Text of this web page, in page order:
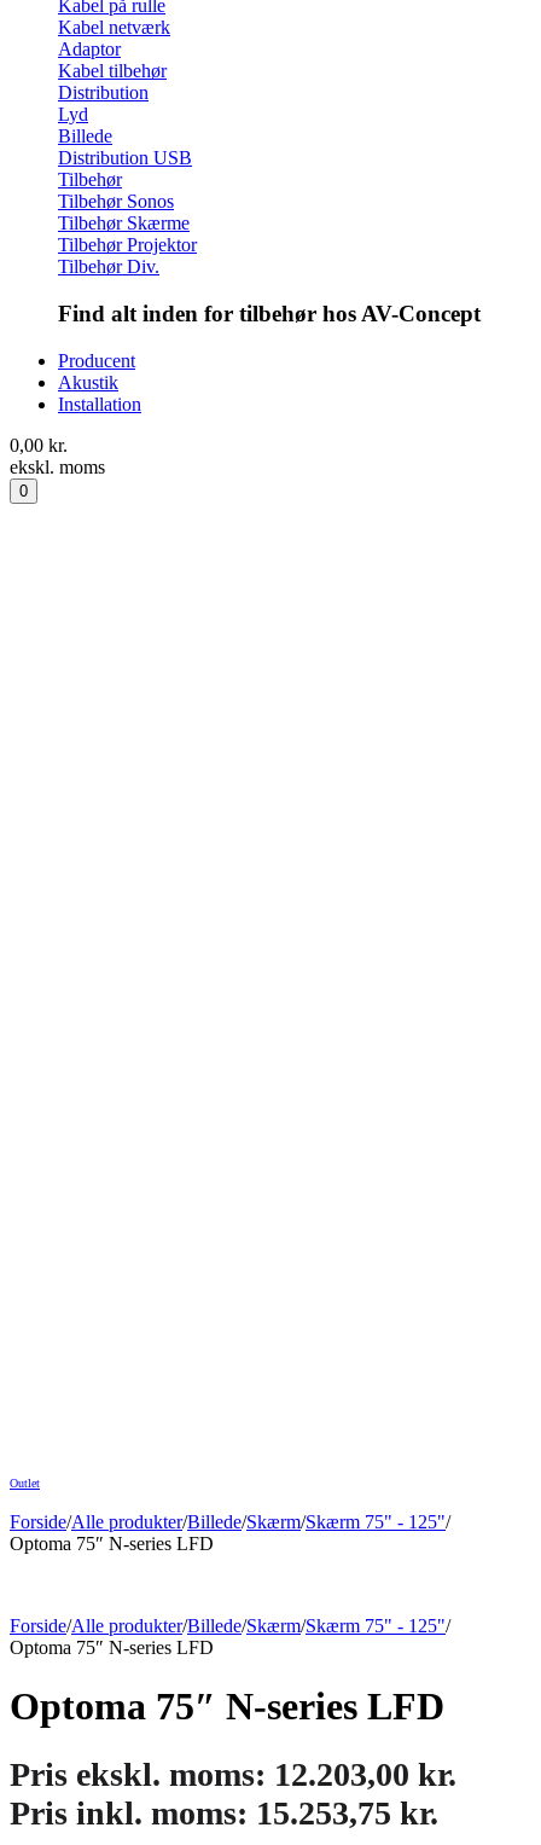
Kabel på rulle
Kabel netværk
Adaptor
Kabel tilbehør
Distribution
Lyd
Billede
Distribution USB
Tilbehør
Tilbehør Sonos
Tilbehør Skærme
Tilbehør Projektor
Tilbehør Div.
Find alt inden for tilbehør hos AV-Concept
Producent
Akustik
Installation
0,00 kr.
ekskl. moms
0
Outlet
Forside/Alle produkter/Billede/Skærm/Skærm 75" - 125"/
Optoma 75″ N-series LFD
Forside/Alle produkter/Billede/Skærm/Skærm 75" - 125"/
Optoma 75″ N-series LFD
Optoma 75″ N-series LFD
Pris ekskl. moms: 12.203,00 kr.
Pris inkl. moms: 15.253,75 kr.